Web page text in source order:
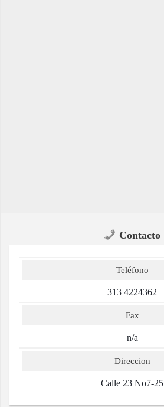
Contacto
Teléfono
313 4224362
Fax
n/a
Direccion
Calle 23 No7-25